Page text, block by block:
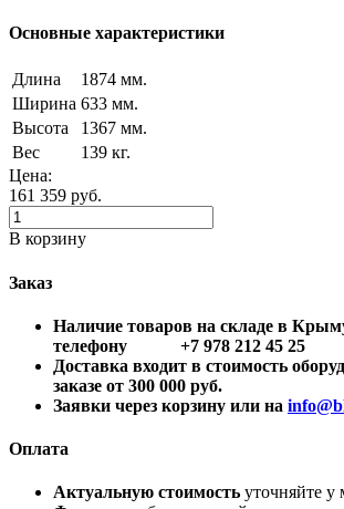
Основные характеристики
Длина
1874 мм.
Ширина 633 мм.
Высота
1367 мм.
Вес
139 кг.
Цена:
161 359 руб.
В корзину
Заказ
Наличие товаров на складе в
телефону +7 978 212 45 25
Доставка входит в стоимость
заказе от 300 000 руб.
Заявки через корзину или на
Оплата
Актуальную стоимость уточняйте у